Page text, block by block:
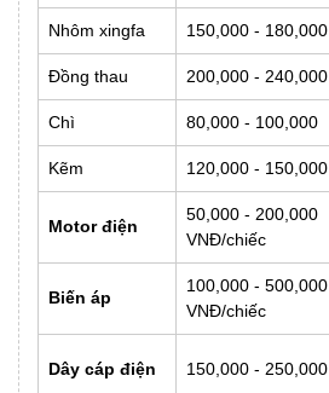
Nhôm xingfa 150,000 - 180,000
Đồng thau 200,000 - 240,000
Chì 80,000 - 100,000
Kẽm 120,000 - 150,000
Motor điện
50,000 - 200,000
VNĐ/chiếc
Biến áp
100,000 - 500,000
VNĐ/chiếc
Dây cáp điện 150,000 - 250,000